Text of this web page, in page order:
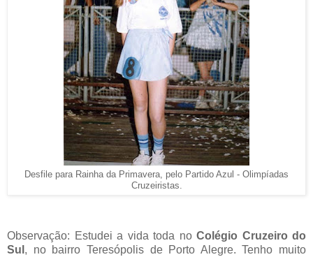
Desfile para Rainha da Primavera, pelo Partido Azul - Olimpíadas
Cruzeiristas.
Observação: Estudei a vida toda no Colégio Cruzeiro do
Sul , no bairro Teresópolis de Porto Alegre. Tenho muito